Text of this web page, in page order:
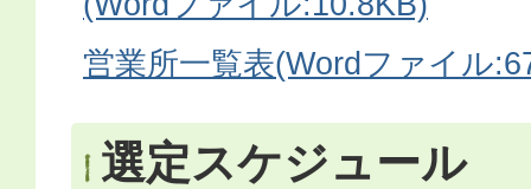
営業所一覧表(Wordファイル
選定スケジュール